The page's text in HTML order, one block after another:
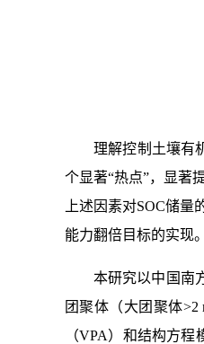
理解控制土壤有
个显著“热点”，显著
上述因素对SOC储
能力翻倍目标的实现
本研究以中国南
团聚体（大团聚体>2
（VPA）和结构方